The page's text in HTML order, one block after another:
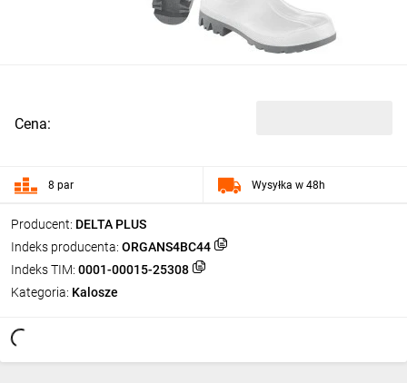
Producent: DELTA PLUS
Indeks producenta: ORGANS4BC44
Indeks TIM: 0001-00015-25308
Kategoria: Kalosze
Cena:
8 par Wysyłka w 48h